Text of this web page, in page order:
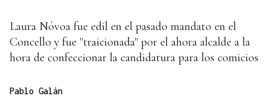
Laura Nóvoa fue edil en el pasado mandato en el
Concello y fue "traicionada" por el ahora alcalde a la
hora de confeccionar la candidatura para los comicios
Pablo Galán